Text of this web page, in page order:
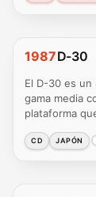
1987D-30
El D-30 es
gama media
plataforma
CD JAPÓN